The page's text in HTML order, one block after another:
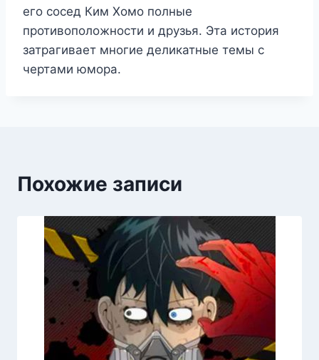
его сосед Ким Хомо полные
противоположности и друзья. Эта история
затрагивает многие деликатные темы с
чертами юмора.
Похожие записи